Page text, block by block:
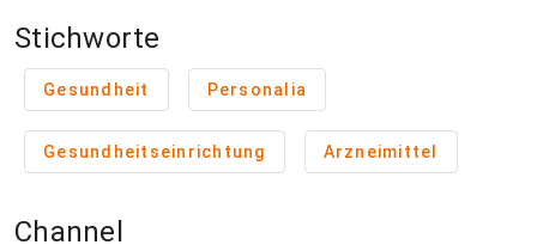
Stichworte
Gesundheit Personalia
Gesundheitseinrichtung Arzneimittel
Channel